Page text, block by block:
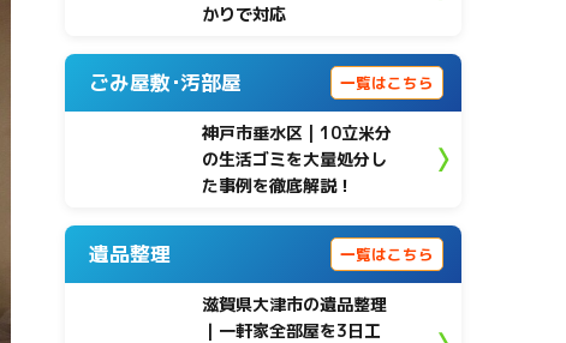
かりで対応
ごみ屋敷･汚部屋 一覧はこちら
神戸市垂水区 | 10立米分
の生活ゴミを大量処分し
た事例を徹底解説！
遺品整理 一覧はこちら
滋賀県大津市の遺品整理
｜一軒家全部屋を3日工